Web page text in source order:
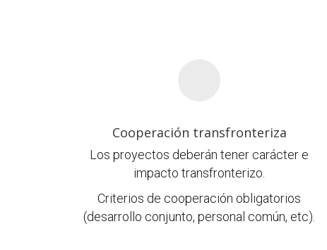
Cooperación transfronteriza
Los proyectos deberán tener carácter e
impacto transfronterizo.
Criterios de cooperación obligatorios
(desarrollo conjunto, personal común, etc).